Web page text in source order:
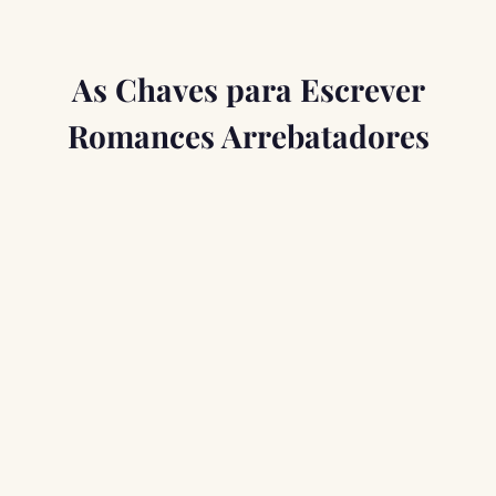
As Chaves para Escrever
Romances Arrebatadores